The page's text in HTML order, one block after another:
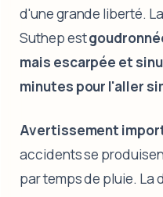
d'une grande liberté.
Suthep est
mais escarpée et
minutes pour l'aller
Avertissement
accidents se
par temps de pluie. La